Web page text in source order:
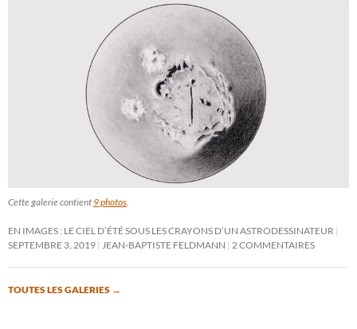
Cette galerie contient 9 photos
EN IMAGES : LE CIEL D’ÉTÉ SOUS LES CRAYONS D’UN ASTRODESSINATEUR
SEPTEMBRE 3, 2019
JEAN-BAPTISTE FELDMANN 2 COMMENTAIRES
TOUTES LES GALERIES →